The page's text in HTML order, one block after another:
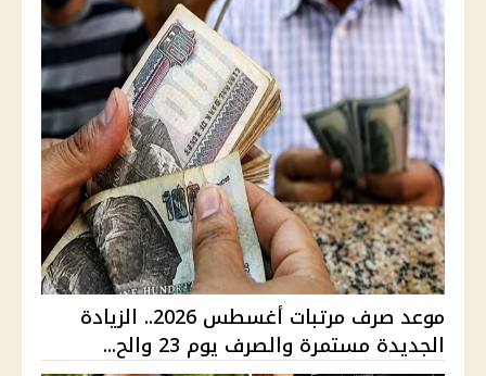
موعد صرف مرتبات أغسطس 2026.. الزيادة
الجديدة مستمرة والصرف يوم 23 والح...